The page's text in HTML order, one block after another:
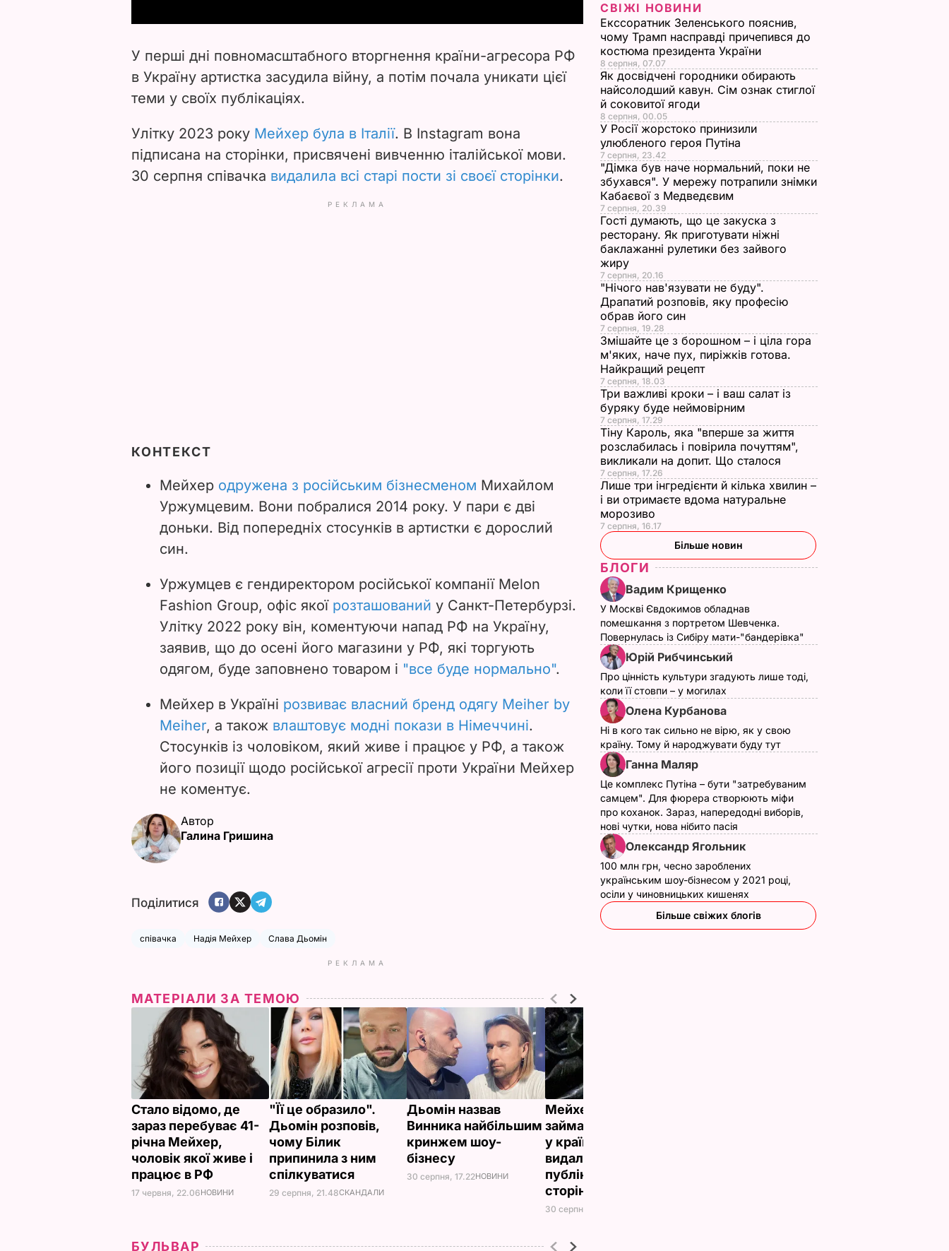
i
e
o
У перші дні повномасштабного вторгнення країни-агресора РФ
в Україну артистка засудила війну, а потім почала уникати цієї
теми у своїх публікаціях.
Улітку 2023 року Мейхер була в Італії. В Instagram вона
підписана на сторінки, присвячені вивченню італійської мови.
30 серпня співачка видалила всі старі пости зі своєї сторінки.
РЕКЛАМА
КОНТЕКСТ
Мейхер одружена з російським бізнесменом Михайлом
Уржумцевим. Вони побралися 2014 року. У пари є дві
доньки. Від попередніх стосунків в артистки є дорослий
син.
Уржумцев є гендиректором російської компанії Melon
Fashion Group, офіс якої розташований у Санкт-Петербурзі.
Улітку 2022 року він, коментуючи напад РФ на Україну,
заявив, що до осені його магазини у РФ, які торгують
одягом, буде заповнено товаром і "все буде нормально".
Мейхер в Україні розвиває власний бренд одягу Meiher by
Meiher, а також влаштовує модні покази в Німеччині.
Стосунків із чоловіком, який живе і працює у РФ, а також
його позиції щодо російської агресії проти України Мейхер
не коментує.
Автор
Галина Гришина
Поділитися
співачка Надія Мейхер Слава Дьомін
РЕКЛАМА
МАТЕРІАЛИ ЗА ТЕМОЮ
Стало відомо, де
зараз перебуває 41-
річна Мейхер,
чоловік якої живе і
працює в РФ
17 червня, 22.06НОВИНИ
"Її це образило".
Дьомін розповів,
чому Білик
припинила з ним
спілкуватися
29 серпня, 21.48СКАНДАЛИ
Дьомін назвав
Винника найбільшим
кринжем шоу-
бізнесу
30 серпня, 17.22НОВИНИ
Мейхер, чоловік якої
займається бізнесом
у країні-агресорі РФ,
видалила всі
публікації зі своєї
сторінки в Instagram
30 серпня, 17.47
БУЛЬВАР
СВІЖІ НОВИНИ
Екссоратник Зеленського пояснив,
чому Трамп насправді причепився до
костюма президента України
8 серпня, 07.07
Як досвідчені городники обирають
найсолодший кавун. Сім ознак стиглої
й соковитої ягоди
8 серпня, 00.05
У Росії жорстоко принизили
улюбленого героя Путіна
7 серпня, 23.42
"Дімка був наче нормальний, поки не
збухався". У мережу потрапили знімки
Кабаєвої з Медведєвим
7 серпня, 20.39
Гості думають, що це закуска з
ресторану. Як приготувати ніжні
баклажанні рулетики без зайвого
жиру
7 серпня, 20.16
"Нічого нав'язувати не буду".
Драпатий розповів, яку професію
обрав його син
7 серпня, 19.28
Змішайте це з борошном – і ціла гора
м'яких, наче пух, пиріжків готова.
Найкращий рецепт
7 серпня, 18.03
Три важливі кроки – і ваш салат із
буряку буде неймовірним
7 серпня, 17.29
Тіну Кароль, яка "вперше за життя
розслабилась і повірила почуттям",
викликали на допит. Що сталося
7 серпня, 17.26
Лише три інгредієнти й кілька хвилин –
і ви отримаєте вдома натуральне
морозиво
7 серпня, 16.17
Більше новин
БЛОГИ
Вадим Крищенко
У Москві Євдокимов обладнав
помешкання з портретом Шевченка.
Повернулась із Сибіру мати-"бандерівка"
Юрій Рибчинський
Про цінність культури згадують лише тоді,
коли її стовпи – у могилах
Олена Курбанова
Ні в кого так сильно не вірю, як у свою
країну. Тому й народжувати буду тут
Ганна Маляр
Це комплекс Путіна – бути "затребуваним
самцем". Для фюрера створюють міфи
про коханок. Зараз, напередодні виборів,
нові чутки, нова нібито пасія
Олександр Ягольник
100 млн грн, чесно зароблених
українським шоу-бізнесом у 2021 році,
осіли у чиновницьких кишенях
Більше свіжих блогів